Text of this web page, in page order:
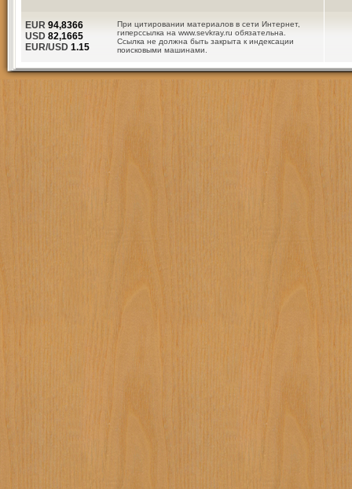
При цитировании материалов в сети Интернет,
гиперссылка на www.sevkray.ru обязательна.
Ссылка не должна быть закрыта к индексации
поисковыми машинами.
EUR 94,8366
USD 82,1665
EUR/USD 1.15